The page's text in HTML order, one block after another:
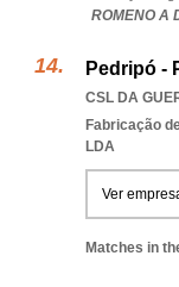
ROMENO A
Pedripó -
CSL DA
Fabricação
LDA
Ver
Matches in